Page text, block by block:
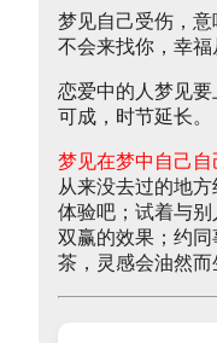
梦见自己受伤，
不会来找你，幸福
恋爱中的人梦见
可成，时节延长。
梦见在梦中自己
从来没去过的地
体验吧；试着与
双赢的效果；约
茶，灵感会油然而